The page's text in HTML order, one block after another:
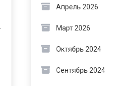
Апрель 2026
Март 2026
Октябрь 2024
Сентябрь 2024